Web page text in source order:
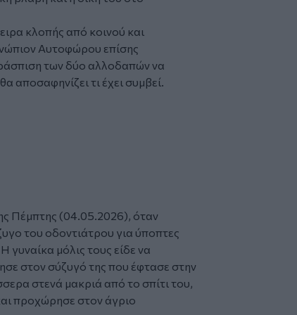
κλοπής από κοινού και
Αυτοφώρου επίσης
των δύο αλλοδαπών να
αποσαφηνίζει τι έχει συμβεί.
Πέμπτης (04.05.2026), όταν
του οδοντιάτρου για ύποπτες
γυναίκα μόλις τους είδε να
στον σύζυγό της που έφτασε στην
στενά μακριά από το σπίτι του,
προχώρησε στον άγριο